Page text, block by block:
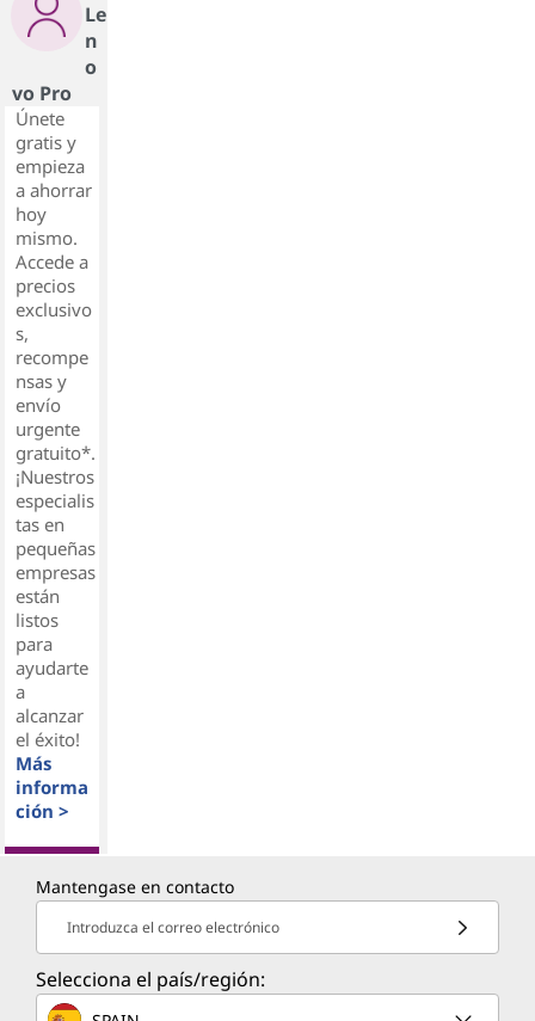
Le
n
o
vo Pro
Únete
gratis y
empieza
a ahorrar
hoy
mismo.
Accede a
precios
exclusivo
s,
recompe
nsas y
envío
urgente
gratuito*.
¡Nuestros
especialis
tas en
pequeñas
empresas
están
listos
para
ayudarte
a
alcanzar
el éxito!
Más
informa
ción >
Mantengase en contacto
Introduzca el correo electrónico
Selecciona el país/región: